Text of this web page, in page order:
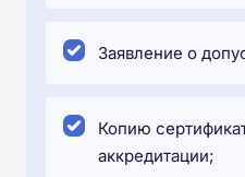
Заявление о
Копию
аккредитации;